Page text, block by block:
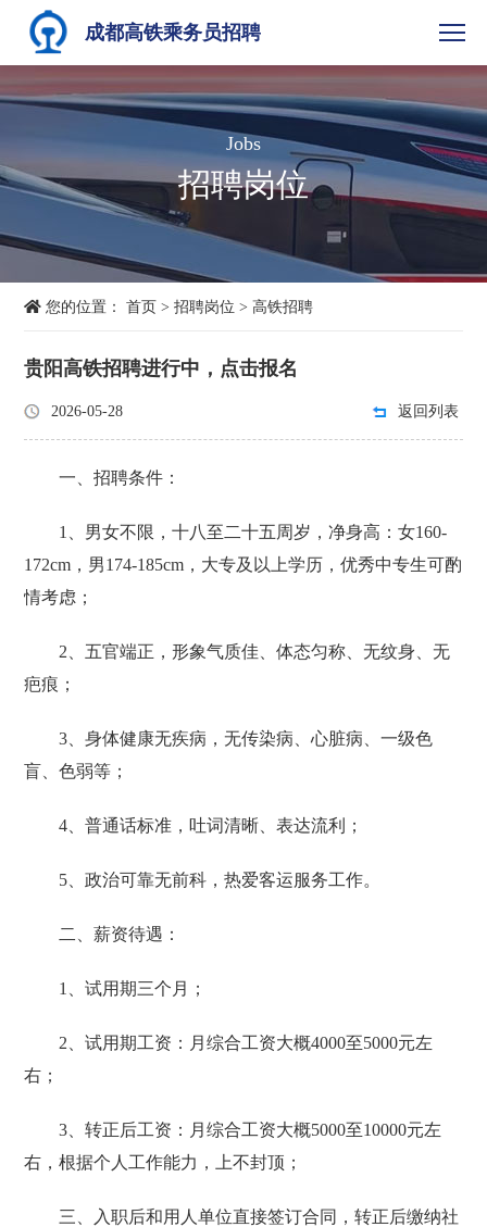
成都高铁乘务员招聘
Jobs
招聘岗位
您的位置：首页 >招聘岗位 >高铁招聘
贵阳高铁招聘进行中，点击报名
2026-05-28 返回列表
一、招聘条件：
1、男女不限，十八至二十五周岁，净身高：女160-
172cm，男174-185cm，大专及以上学历，优秀中专生可酌
情考虑；
2、五官端正，形象气质佳、体态匀称、无纹身、无
疤痕；
3、身体健康无疾病，无传染病、心脏病、一级色
盲、色弱等；
4、普通话标准，吐词清晰、表达流利；
5、政治可靠无前科，热爱客运服务工作。
二、薪资待遇：
1、试用期三个月；
2、试用期工资：月综合工资大概4000至5000元左
右；
3、转正后工资：月综合工资大概5000至10000元左
右，根据个人工作能力，上不封顶；
三、入职后和用人单位直接签订合同，转正后缴纳社